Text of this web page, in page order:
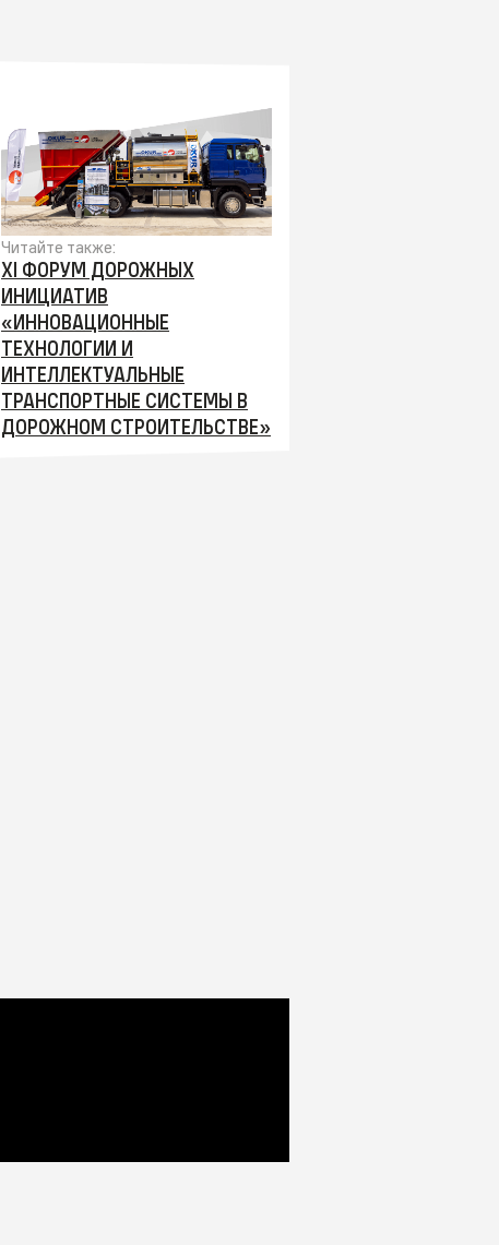
Читайте также:
XI ФОРУМ ДОРОЖНЫХ
ИНИЦИАТИВ
«ИННОВАЦИОННЫЕ
ТЕХНОЛОГИИ И
ИНТЕЛЛЕКТУАЛЬНЫЕ
ТРАНСПОРТНЫЕ СИСТЕМЫ В
ДОРОЖНОМ СТРОИТЕЛЬСТВЕ»